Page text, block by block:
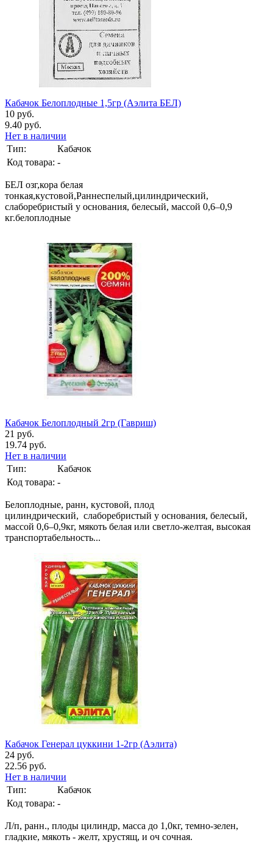
Кабачок Белоплодные 1,5гр (Аэлита БЕЛ)
10 руб.
9.40 руб.
Нет в наличии
Тип:
Кабачок
Код товара: -
БЕЛ озг,кора белая
тонкая,кустовой,Раннеспелый,цилиндрический,
слаборебристый у основания, белесый, массой 0,6–0,9
кг.белоплодные
Кабачок Белоплодный 2гр (Гавриш)
21 руб.
19.74 руб.
Нет в наличии
Тип:
Кабачок
Код товара: -
Белоплодные, ранн, кустовой, плод
цилиндрический, слаборебристый у основания, белесый,
массой 0,6–0,9кг, мякоть белая или светло-желтая, высокая
транспортабельность...
Кабачок Генерал цуккини 1-2гр (Аэлита)
24 руб.
22.56 руб.
Нет в наличии
Тип:
Кабачок
Код товара: -
Л/п, ранн., плоды цилиндр, масса до 1,0кг, темно-зелен,
гладкие, мякоть - желт, хрустящ, и оч сочная.